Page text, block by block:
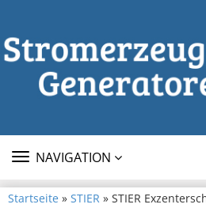
TOGGLE
NAVIGATION
Startseite » STIER » STIER